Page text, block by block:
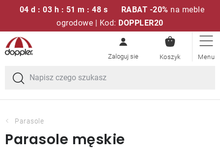
04 d : 03 h : 51 m : 47 s RABAT -20% na meble
ogrodowe | Kod: DOPPLER20
Przejść
do
treści
KOSZYK
Zestawy sof
Parasole ogrodowe
Poduszki i poduszki siedziskowe
Parasole
Parasole męskie